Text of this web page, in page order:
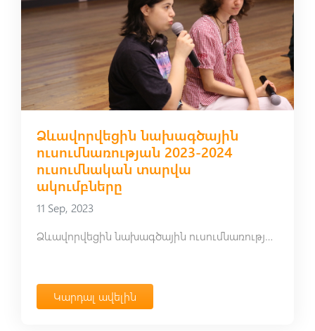
Ձևավորվեցին նախագծային
ուսումնառության 2023-2024
ուսումնական տարվա
ակումբները
11 Sep, 2023
Ձևավորվեցին նախագծային ուսումնառության 2023-2024 ուսումնական տարվա ակումբները
Կարդալ ավելին